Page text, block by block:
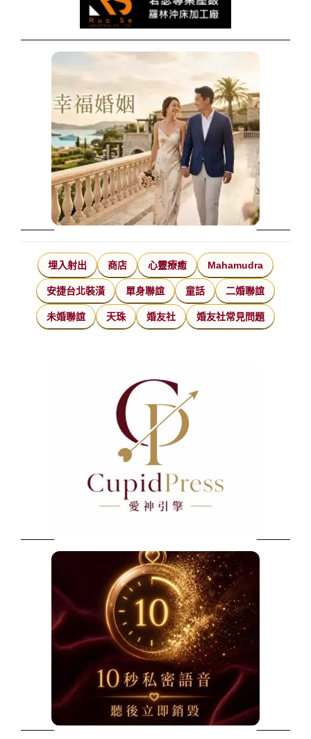
埋入射出 商店 心靈療癒 Mahamudra
安捷台北裝潢 單身聯誼 童話 二婚聯誼
未婚聯誼 天珠 婚友社 婚友社常見問題